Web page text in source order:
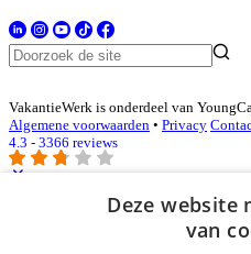
VakantieWerk is onderdeel van
Algemene voorwaarden • Privacy
4.3 - 3366 reviews
Deze website
van